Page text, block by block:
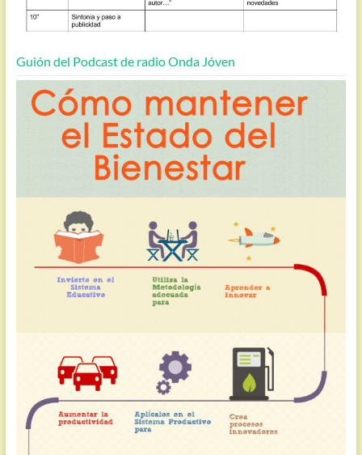
Guión del Podcast de radio Onda Jóven